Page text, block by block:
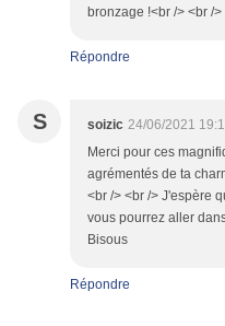
bronzage !<br /> <br /
Répondre
S soizic 24/06/2021
Merci pour ces
agrémentés de ta
<br /> <br /> J'espère
vous pourrez aller
Bisous
Répondre